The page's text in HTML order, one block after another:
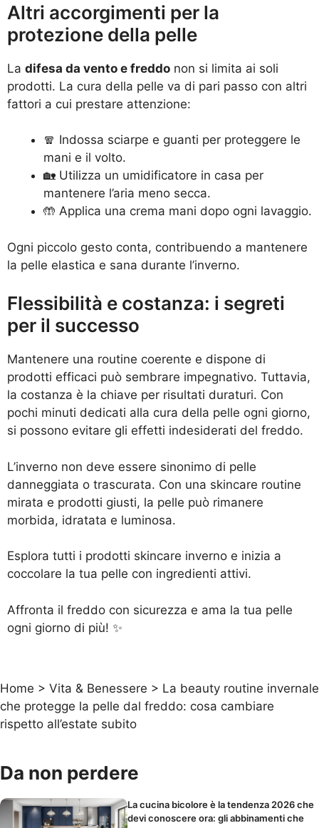
Altri accorgimenti per la
protezione della pelle
La difesa da vento e freddo non si limita ai soli
prodotti. La cura della pelle va di pari passo con altri
fattori a cui prestare attenzione:
🧣 Indossa sciarpe e guanti per proteggere le
mani e il volto.
🏡 Utilizza un umidificatore in casa per
mantenere l’aria meno secca.
🤲 Applica una crema mani dopo ogni lavaggio.
Ogni piccolo gesto conta, contribuendo a mantenere
la pelle elastica e sana durante l’inverno.
Flessibilità e costanza: i segreti
per il successo
Mantenere una routine coerente e dispone di
prodotti efficaci può sembrare impegnativo. Tuttavia,
la costanza è la chiave per risultati duraturi. Con
pochi minuti dedicati alla cura della pelle ogni giorno,
si possono evitare gli effetti indesiderati del freddo.
L’inverno non deve essere sinonimo di pelle
danneggiata o trascurata. Con una skincare routine
mirata e prodotti giusti, la pelle può rimanere
morbida, idratata e luminosa.
Esplora tutti i prodotti skincare inverno e inizia a
coccolare la tua pelle con ingredienti attivi.
Affronta il freddo con sicurezza e ama la tua pelle
ogni giorno di più! ✨
Home > Vita & Benessere > La beauty routine invernale
che protegge la pelle dal freddo: cosa cambiare
rispetto all’estate subito
Da non perdere
La cucina bicolore è la tendenza 2026 che
devi conoscere ora: gli abbinamenti che